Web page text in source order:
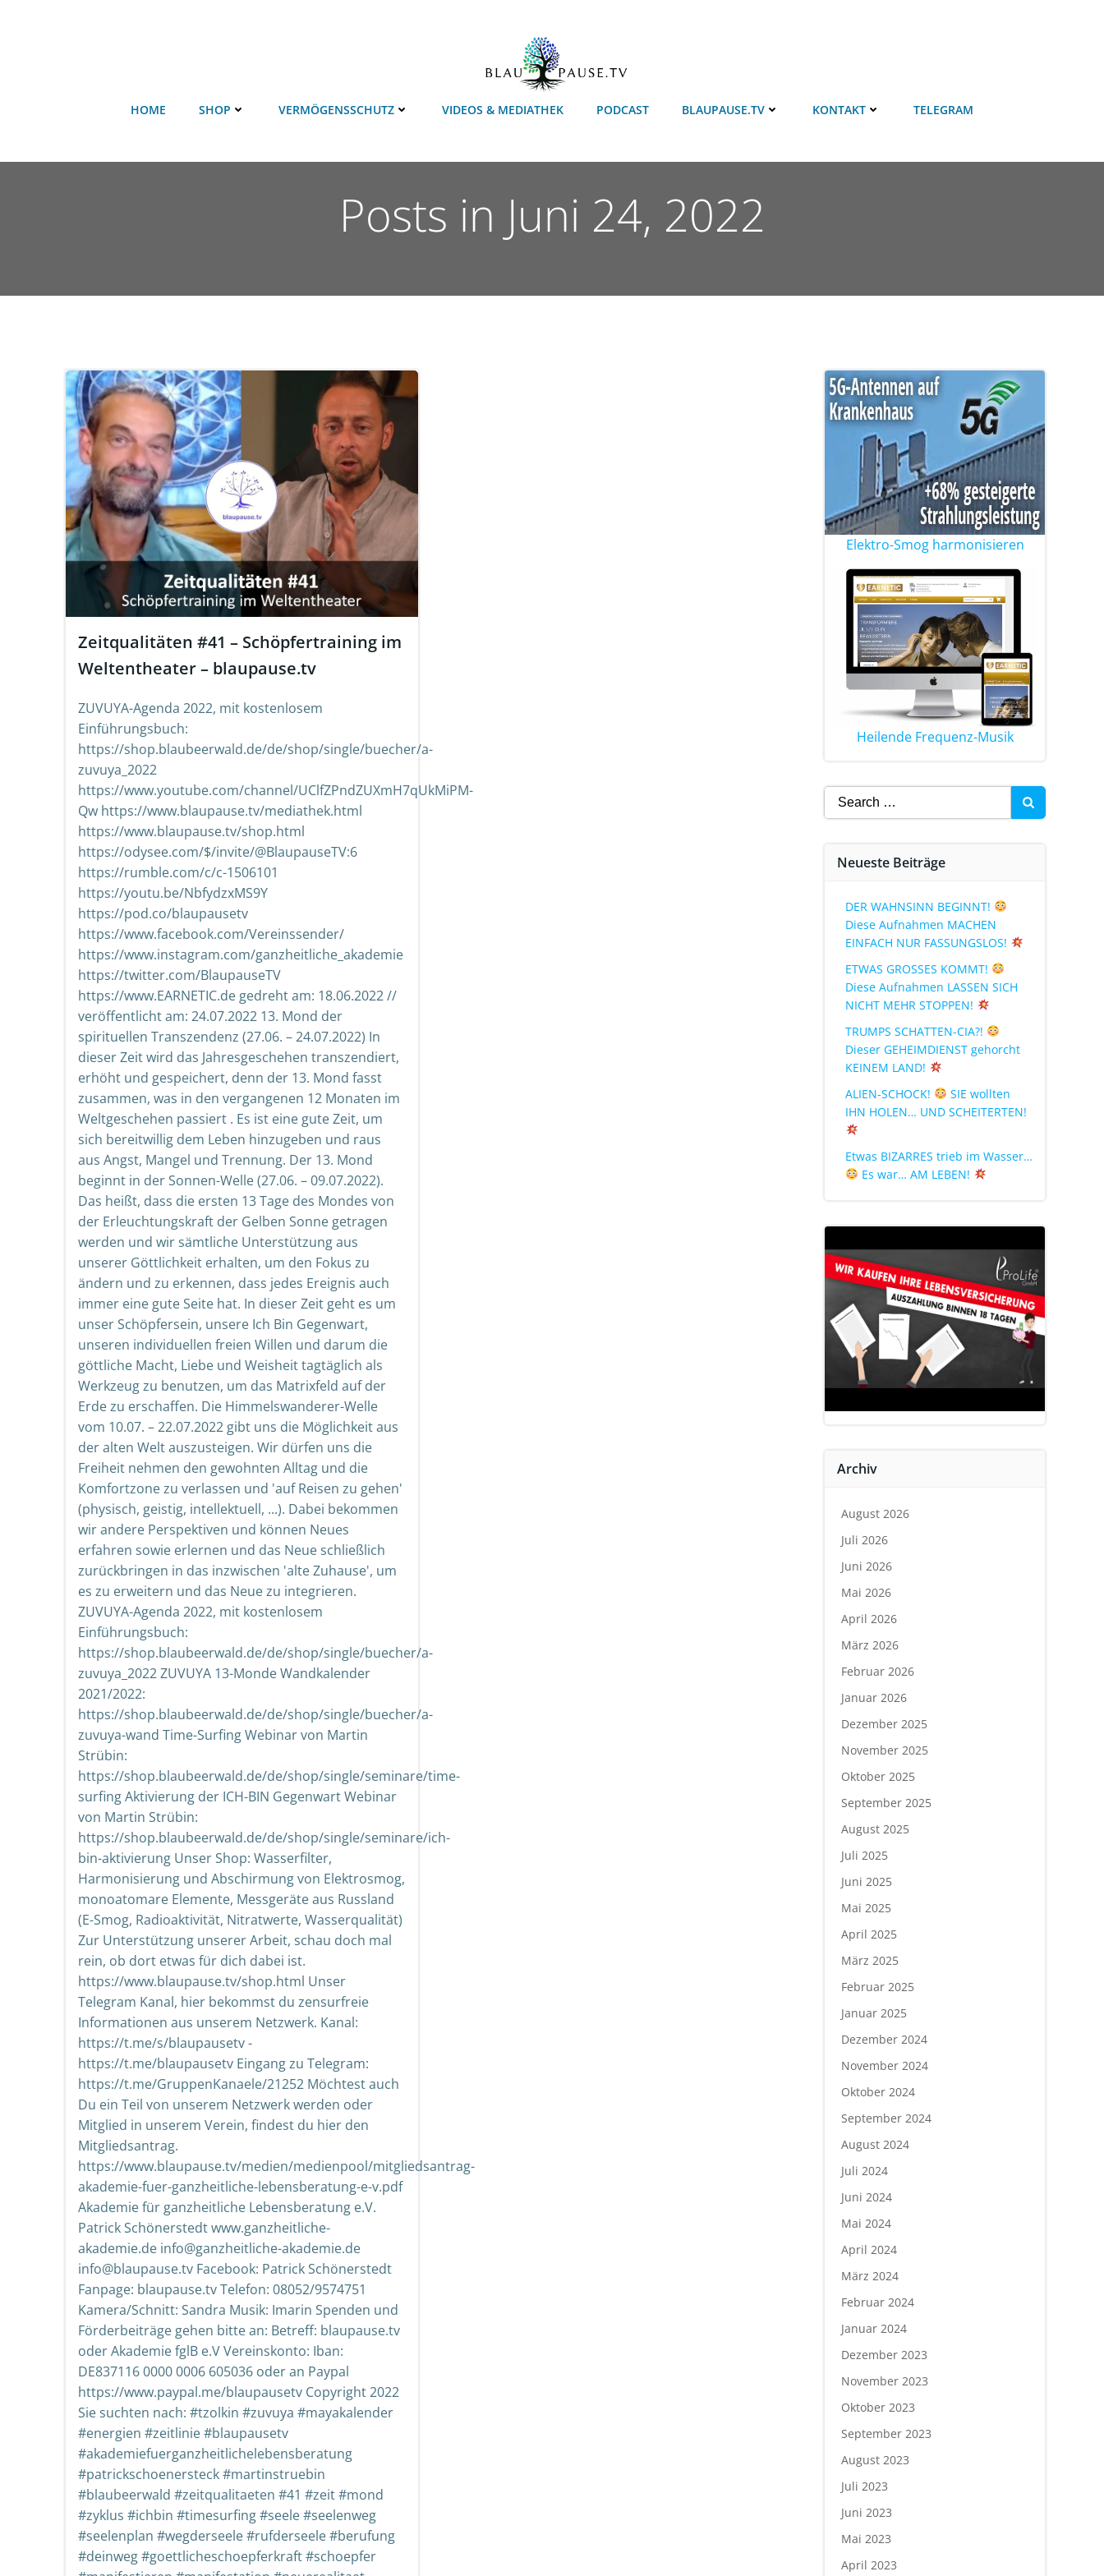
HOME SHOP VERMÖGENSSCHUTZ VIDEOS & MEDIATHEK PODCAST BLAUPAUSE.TV KONTAKT TELEGRAM
Posts in Juni 24, 2022
Zeitqualitäten #41 – Schöpfertraining im
Weltentheater – blaupause.tv
ZUVUYA-Agenda 2022, mit kostenlosem
Einführungsbuch:
https://shop.blaubeerwald.de/de/shop/single/buecher/a-
zuvuya_2022
https://www.youtube.com/channel/UClfZPndZUXmH7qUkMiPM-
Qw https://www.blaupause.tv/mediathek.html
https://www.blaupause.tv/shop.html
https://odysee.com/$/invite/@BlaupauseTV:6
https://rumble.com/c/c-1506101
https://youtu.be/NbfydzxMS9Y
https://pod.co/blaupausetv
https://www.facebook.com/Vereinssender/
https://www.instagram.com/ganzheitliche_akademie
https://twitter.com/BlaupauseTV
https://www.EARNETIC.de gedreht am: 18.06.2022 //
veröffentlicht am: 24.07.2022 13. Mond der
spirituellen Transzendenz (27.06. – 24.07.2022) In
dieser Zeit wird das Jahresgeschehen transzendiert,
erhöht und gespeichert, denn der 13. Mond fasst
zusammen, was in den vergangenen 12 Monaten im
Weltgeschehen passiert . Es ist eine gute Zeit, um
sich bereitwillig dem Leben hinzugeben und raus
aus Angst, Mangel und Trennung. Der 13. Mond
beginnt in der Sonnen-Welle (27.06. – 09.07.2022).
Das heißt, dass die ersten 13 Tage des Mondes von
der Erleuchtungskraft der Gelben Sonne getragen
werden und wir sämtliche Unterstützung aus
unserer Göttlichkeit erhalten, um den Fokus zu
ändern und zu erkennen, dass jedes Ereignis auch
immer eine gute Seite hat. In dieser Zeit geht es um
unser Schöpfersein, unsere Ich Bin Gegenwart,
unseren individuellen freien Willen und darum die
göttliche Macht, Liebe und Weisheit tagtäglich als
Werkzeug zu benutzen, um das Matrixfeld auf der
Erde zu erschaffen. Die Himmelswanderer-Welle
vom 10.07. – 22.07.2022 gibt uns die Möglichkeit aus
der alten Welt auszusteigen. Wir dürfen uns die
Freiheit nehmen den gewohnten Alltag und die
Komfortzone zu verlassen und 'auf Reisen zu gehen'
(physisch, geistig, intellektuell, ...). Dabei bekommen
wir andere Perspektiven und können Neues
erfahren sowie erlernen und das Neue schließlich
zurückbringen in das inzwischen 'alte Zuhause', um
es zu erweitern und das Neue zu integrieren.
ZUVUYA-Agenda 2022, mit kostenlosem
Einführungsbuch:
https://shop.blaubeerwald.de/de/shop/single/buecher/a-
zuvuya_2022 ZUVUYA 13-Monde Wandkalender
2021/2022:
https://shop.blaubeerwald.de/de/shop/single/buecher/a-
zuvuya-wand Time-Surfing Webinar von Martin
Strübin:
https://shop.blaubeerwald.de/de/shop/single/seminare/time-
surfing Aktivierung der ICH-BIN Gegenwart Webinar
von Martin Strübin:
https://shop.blaubeerwald.de/de/shop/single/seminare/ich-
bin-aktivierung Unser Shop: Wasserfilter,
Harmonisierung und Abschirmung von Elektrosmog,
monoatomare Elemente, Messgeräte aus Russland
(E-Smog, Radioaktivität, Nitratwerte, Wasserqualität)
Zur Unterstützung unserer Arbeit, schau doch mal
rein, ob dort etwas für dich dabei ist.
https://www.blaupause.tv/shop.html Unser
Telegram Kanal, hier bekommst du zensurfreie
Informationen aus unserem Netzwerk. Kanal:
https://t.me/s/blaupausetv -
https://t.me/blaupausetv Eingang zu Telegram:
https://t.me/GruppenKanaele/21252 Möchtest auch
Du ein Teil von unserem Netzwerk werden oder
Mitglied in unserem Verein, findest du hier den
Mitgliedsantrag.
https://www.blaupause.tv/medien/medienpool/mitgliedsantrag-
akademie-fuer-ganzheitliche-lebensberatung-e-v.pdf
Akademie für ganzheitliche Lebensberatung e.V.
Patrick Schönerstedt www.ganzheitliche-
akademie.de info@ganzheitliche-akademie.de
info@blaupause.tv Facebook: Patrick Schönerstedt
Fanpage: blaupause.tv Telefon: 08052/9574751
Kamera/Schnitt: Sandra Musik: Imarin Spenden und
Förderbeiträge gehen bitte an: Betreff: blaupause.tv
oder Akademie fglB e.V Vereinskonto: Iban:
DE837116 0000 0006 605036 oder an Paypal
https://www.paypal.me/blaupausetv Copyright 2022
Sie suchten nach: #tzolkin #zuvuya #mayakalender
#energien #zeitlinie #blaupausetv
#akademiefuerganzheitlichelebensberatung
#patrickschoenersteck #martinstruebin
#blaubeerwald #zeitqualitaeten #41 #zeit #mond
#zyklus #ichbin #timesurfing #seele #seelenweg
#seelenplan #wegderseele #rufderseele #berufung
#deinweg #goettlicheschoepferkraft #schoepfer
Elektro-Smog harmonisieren
Heilende Frequenz-Musik
Neueste Beiträge
DER WAHNSINN BEGINNT!
Diese Aufnahmen MACHEN
EINFACH NUR FASSUNGSLOS!
ETWAS GROSSES KOMMT!
Diese Aufnahmen LASSEN SICH
NICHT MEHR STOPPEN!
TRUMPS SCHATTEN-CIA?!
Dieser GEHEIMDIENST gehorcht
KEINEM LAND!
ALIEN-SCHOCK!
SIE wollten
IHN HOLEN… UND SCHEITERTEN!
Etwas BIZARRES trieb im Wasser…
Es war… AM LEBEN!
Archiv
August 2026
Juli 2026
Juni 2026
Mai 2026
April 2026
März 2026
Februar 2026
Januar 2026
Dezember 2025
November 2025
Oktober 2025
September 2025
August 2025
Juli 2025
Juni 2025
Mai 2025
April 2025
März 2025
Februar 2025
Januar 2025
Dezember 2024
November 2024
Oktober 2024
September 2024
August 2024
Juli 2024
Juni 2024
Mai 2024
April 2024
März 2024
Februar 2024
Januar 2024
Dezember 2023
November 2023
Oktober 2023
September 2023
August 2023
Juli 2023
Juni 2023
Mai 2023
April 2023